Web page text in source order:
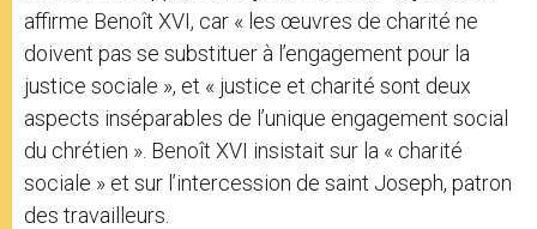
affirme Benoît XVI, car « les œuvres de charité ne
doivent pas se substituer à l’engagement pour la
justice sociale », et « justice et charité sont deux
aspects inséparables de l’unique engagement social
du chrétien ». Benoît XVI insistait sur la « charité
sociale » et sur l’intercession de saint Joseph, patron
des travailleurs.